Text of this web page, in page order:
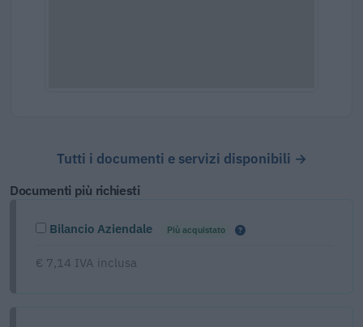
Tutti i documenti e servizi disponibili →
Documenti più richiesti
Bilancio Aziendale Più acquistato
€ 7,14 IVA inclusa